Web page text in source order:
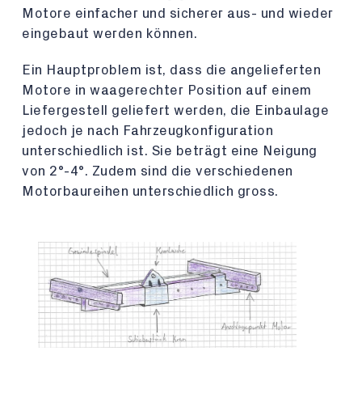
Motore einfacher und sicherer aus- und wieder
eingebaut werden können.
Ein Hauptproblem ist, dass die angelieferten
Motore in waagerechter Position auf einem
Liefergestell geliefert werden, die Einbaulage
jedoch je nach Fahrzeugkonfiguration
unterschiedlich ist. Sie beträgt eine Neigung
von 2°-4°. Zudem sind die verschiedenen
Motorbaureihen unterschiedlich gross.